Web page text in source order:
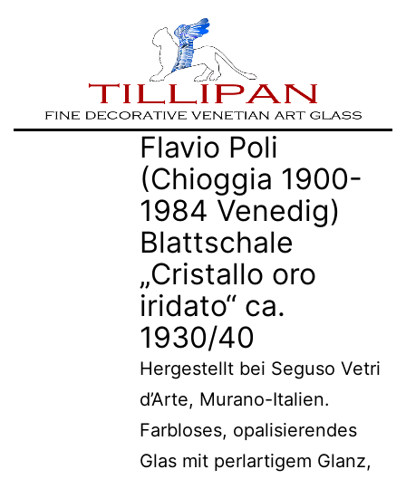
Zum
TILLIPAN
Flavio Poli
(Chioggia 1900-
1984 Venedig)
Blattschale
„Cristallo oro
iridato“ ca.
1930/40
Hergestellt bei Seguso Vetri
d’Arte, Murano-Italien.
Farbloses, opalisierendes
Glas mit perlartigem Glanz,